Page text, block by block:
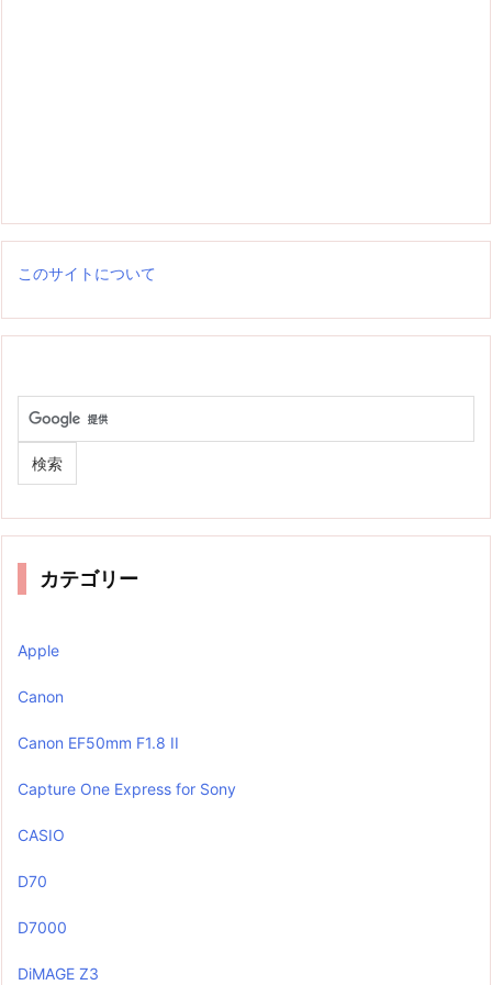
このサイトについて
カテゴリー
Apple
Canon
Canon EF50mm F1.8 II
Capture One Express for Sony
CASIO
D70
D7000
DiMAGE Z3